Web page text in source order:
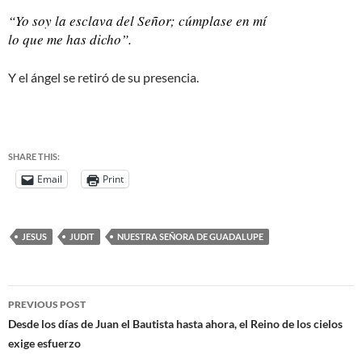
“Yo soy la esclava del Señor; cúmplase en mí
lo que me has dicho”.
Y el ángel se retiró de su presencia.
SHARE THIS:
Email Print
JESUS JUDIT NUESTRA SEÑORA DE GUADALUPE
PREVIOUS POST
Desde los días de Juan el Bautista hasta ahora, el Reino de los cielos
exige esfuerzo